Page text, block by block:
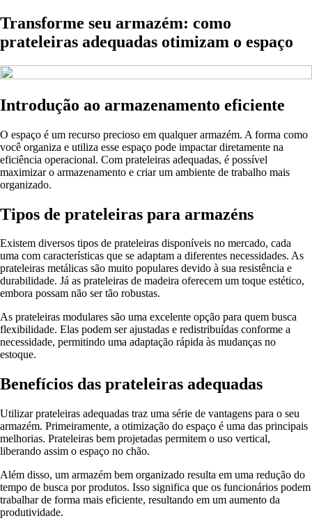
Transforme seu armazém: como
prateleiras adequadas otimizam o espaço
Introdução ao armazenamento eficiente
O espaço é um recurso precioso em qualquer armazém. A forma como
você organiza e utiliza esse espaço pode impactar diretamente na
eficiência operacional. Com prateleiras adequadas, é possível
maximizar o armazenamento e criar um ambiente de trabalho mais
organizado.
Tipos de prateleiras para armazéns
Existem diversos tipos de prateleiras disponíveis no mercado, cada
uma com características que se adaptam a diferentes necessidades. As
prateleiras metálicas são muito populares devido à sua resistência e
durabilidade. Já as prateleiras de madeira oferecem um toque estético,
embora possam não ser tão robustas.
As prateleiras modulares são uma excelente opção para quem busca
flexibilidade. Elas podem ser ajustadas e redistribuídas conforme a
necessidade, permitindo uma adaptação rápida às mudanças no
estoque.
Benefícios das prateleiras adequadas
Utilizar prateleiras adequadas traz uma série de vantagens para o seu
armazém. Primeiramente, a otimização do espaço é uma das principais
melhorias. Prateleiras bem projetadas permitem o uso vertical,
liberando assim o espaço no chão.
Além disso, um armazém bem organizado resulta em uma redução do
tempo de busca por produtos. Isso significa que os funcionários podem
trabalhar de forma mais eficiente, resultando em um aumento da
produtividade.